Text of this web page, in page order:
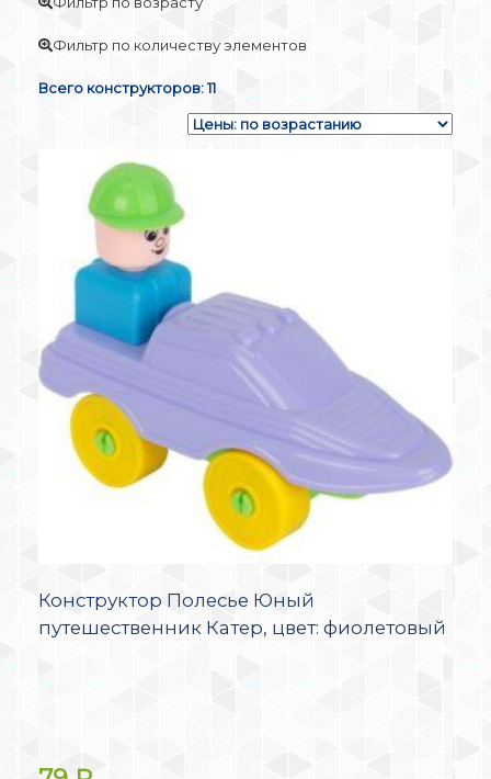
Фильтр по количеству элементов
Всего конструкторов: 11
Конструктор Полесье Юный
путешественник Катер, цвет: фиолетовый